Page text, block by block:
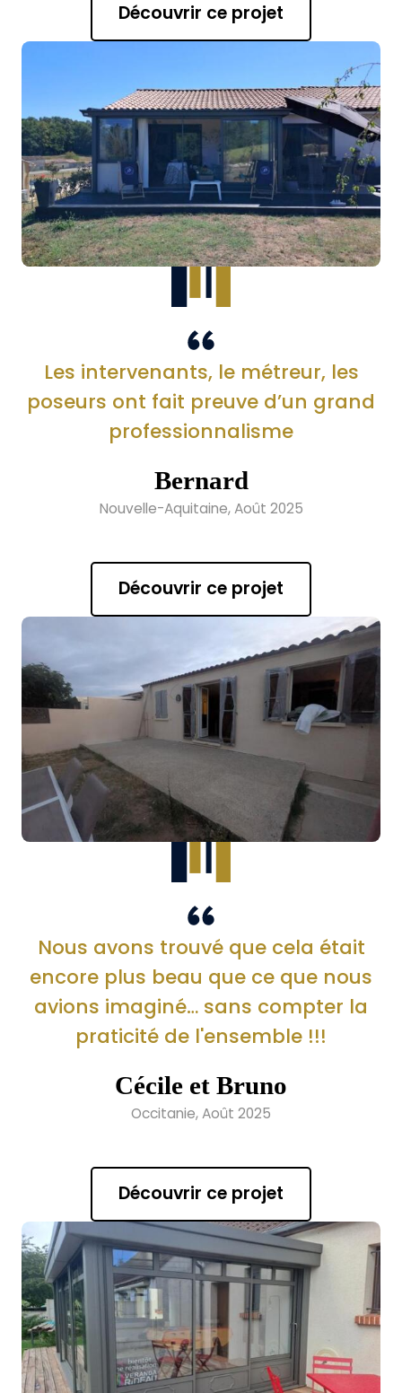
Découvrir ce projet
Les intervenants, le métreur, les
poseurs ont fait preuve d’un grand
professionnalisme
Bernard
Nouvelle-Aquitaine, Août 2025
Découvrir ce projet
Nous avons trouvé que cela était
encore plus beau que ce que nous
avions imaginé… sans compter la
praticité de l'ensemble !!!
Cécile et Bruno
Occitanie, Août 2025
Découvrir ce projet